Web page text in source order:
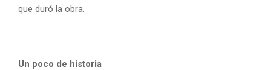
que duró la obra.
Un poco de historia